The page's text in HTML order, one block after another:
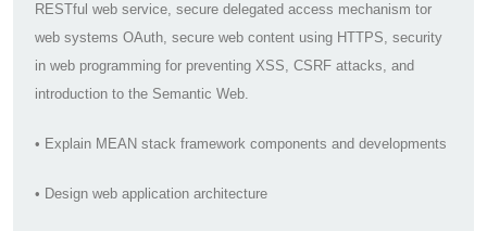
RESTful web service, secure delegated access mechanism tor
web systems OAuth, secure web content using HTTPS, security
in web programming for preventing XSS, CSRF attacks, and
introduction to the Semantic Web.
• Explain MEAN stack framework components and developments
• Design web application architecture